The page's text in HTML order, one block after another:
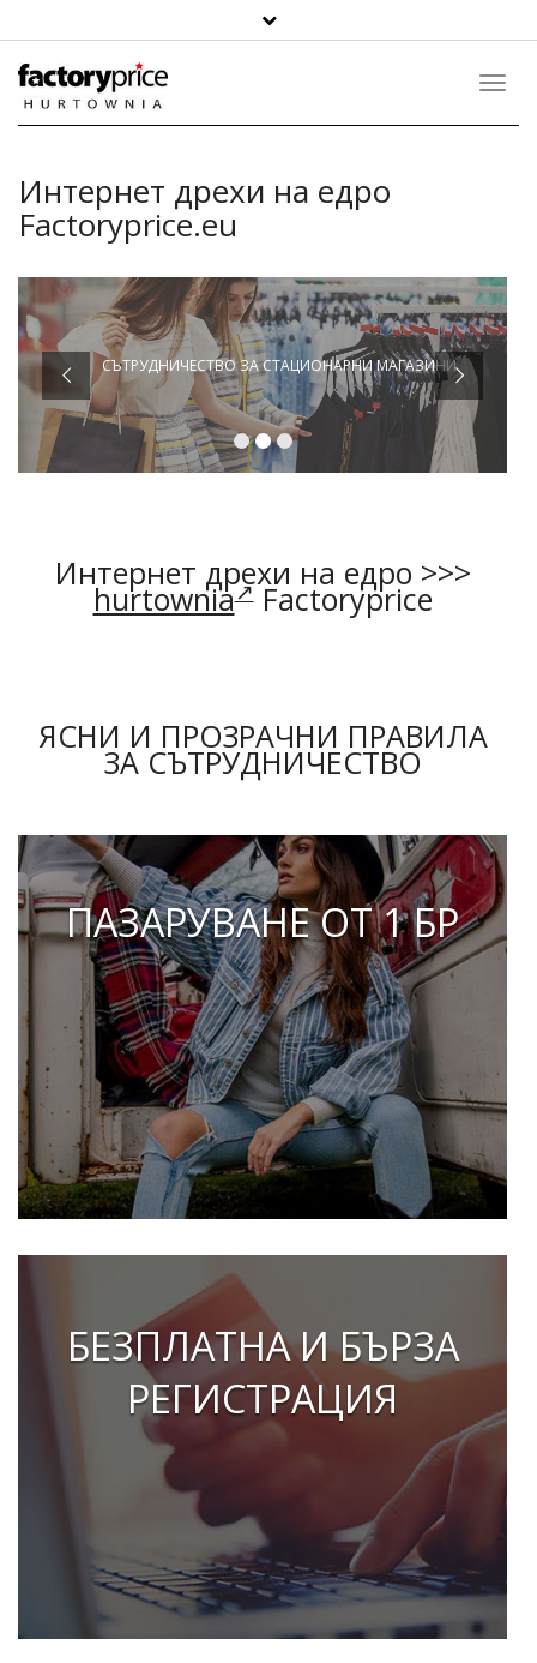
Интернет дрехи на едро
Factoryprice.eu
СЪТРУДНИЧЕСТВО ЗА СТАЦИОНАРНИ МАГАЗИНИ
Интернет дрехи на едро >>>
hurtownia Factoryprice
ЯСНИ И ПРОЗРАЧНИ ПРАВИЛА
ЗА СЪТРУДНИЧЕСТВО
ПАЗАРУВАНЕ ОТ 1 БР
БЕЗПЛАТНА И БЪРЗА
РЕГИСТРАЦИЯ